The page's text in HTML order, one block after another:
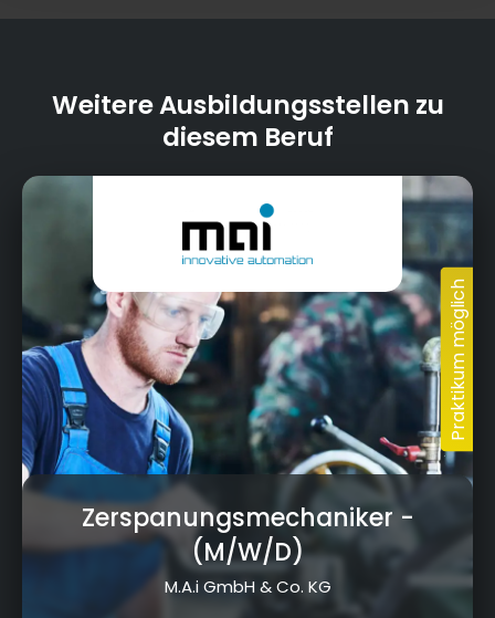
Weitere Ausbildungsstellen zu
diesem Beruf
Zerspanungsmechaniker -
(M/W/D)
M.A.i GmbH & Co. KG